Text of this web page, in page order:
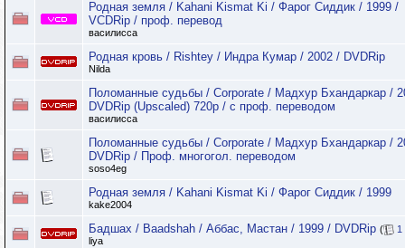
Родная земля / Kahani Kismat Ki / Фарог Сиддик / 1999 /
VCDRip / проф. перевод
василисса
Родная кровь / Rishtey / Индра Кумар / 2002 / DVDRip
Nilda
Поломанные судьбы / Corporate / Мадхур Бхандаркар /
DVDRip (Upscaled) 720р / с проф. переводом
василисса
Поломанные судьбы / Corporate / Мадхур Бхандаркар /
DVDRip / Проф. многогол. переводом
soso4eg
Родная земля / Kahani Kismat Ki / Фарог Сиддик / 1999
kake2004
Бадшах / Baadshah / Аббас, Мастан / 1999 / DVDRip (
1
liya